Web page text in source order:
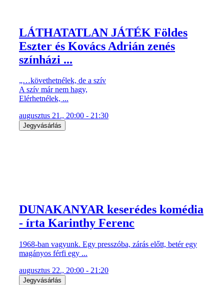
LÁTHATATLAN JÁTÉK Földes
Eszter és Kovács Adrián zenés
színházi ...
„…követhetnélek, de a szív
A szív már nem hagy,
Elérhetnélek, ...
augusztus 21., 20:00 - 21:30
Jegyvásárlás
DUNAKANYAR keserédes komédia
- írta Karinthy Ferenc
1968-ban vagyunk. Egy presszóba, zárás előtt, betér egy
magányos férfi egy ...
augusztus 22., 20:00 - 21:20
Jegyvásárlás